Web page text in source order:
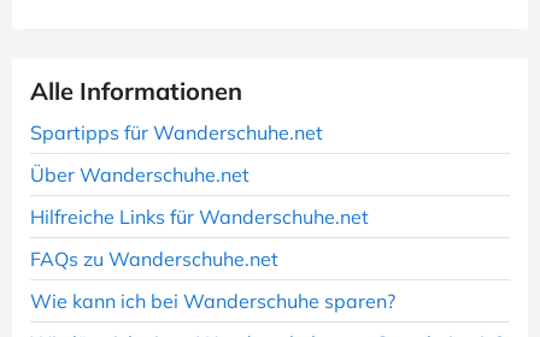
Alle Informationen
Spartipps für Wanderschuhe.net
Über Wanderschuhe.net
Hilfreiche Links für Wanderschuhe.net
FAQs zu Wanderschuhe.net
Wie kann ich bei Wanderschuhe sparen?